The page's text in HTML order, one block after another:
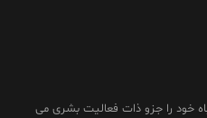
خود را جزو ذات فعالیت بشری می